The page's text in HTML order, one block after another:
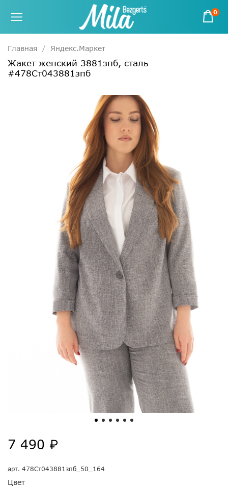
0
Главная Яндекс.Маркет
Жакет женский 3881зпб, сталь
#478Ст043881зпб
арт. 478Ст043881зпб_50_164
Цвет
7 490 ₽